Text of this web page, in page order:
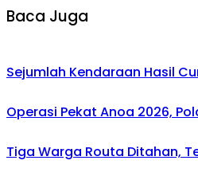
Baca Juga
Sejumlah Kendaraan Hasil
Operasi Pekat Anoa 2026,
Tiga Warga Routa Ditahan,